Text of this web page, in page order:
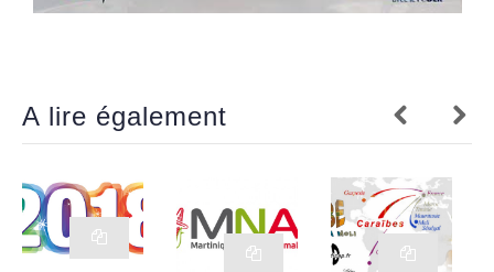
A lire également